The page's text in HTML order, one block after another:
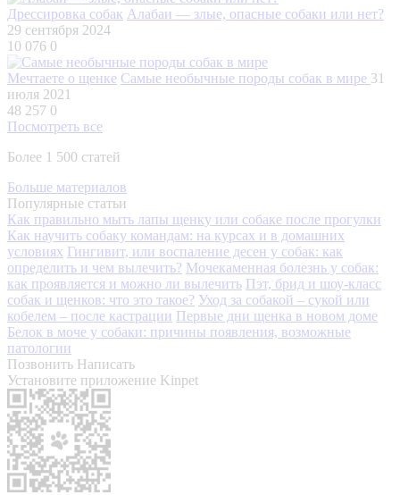
Дрессировка собак Алабаи — злые, опасные собаки или нет?
29 сентября 2024
10 076 0
Мечтаете о щенке Самые необычные породы собак в мире 31
июля 2021
48 257 0
Посмотреть все
Более 1 500 статей
Больше материалов
Популярные статьи
Как правильно мыть лапы щенку или собаке после прогулки
Как научить собаку командам: на курсах и в домашних
условиях Гингивит, или воспаление десен у собак: как
определить и чем вылечить? Мочекаменная болезнь у собак:
как проявляется и можно ли вылечить Пэт, брид и шоу-класс
собак и щенков: что это такое? Уход за собакой – сукой или
кобелем – после кастрации Первые дни щенка в новом доме
Белок в моче у собаки: причины появления, возможные
патологии
Позвонить Написать
Установите приложение Kinpet